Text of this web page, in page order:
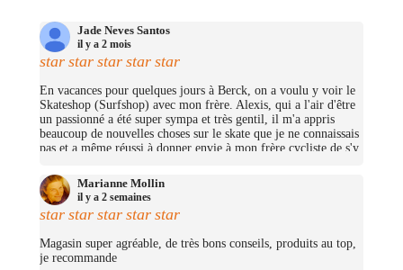
Jade Neves Santos
il y a 2 mois
star star star star star
En vacances pour quelques jours à Berck, on a voulu y voir le
Skateshop (Surfshop) avec mon frère. Alexis, qui a l'air d'être
un passionné a été super sympa et très gentil, il m'a appris
beaucoup de nouvelles choses sur le skate que je ne connaissais
pas et a même réussi à donner envie à mon frère cycliste de s'y
j'ai pu me prendre quelques petites choses et on repassera très
certainement un jour pour nous prendre un cruiser chacun.
(Merciii encore pour les stickers offerts !
Marianne Mollin
il y a 2 semaines
star star star star star
Magasin super agréable, de très bons conseils, produits au top,
je recommande